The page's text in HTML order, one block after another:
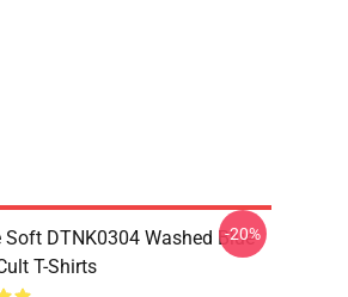
Soft DTNK0304 Washed Blue
T-Shirts
-20%